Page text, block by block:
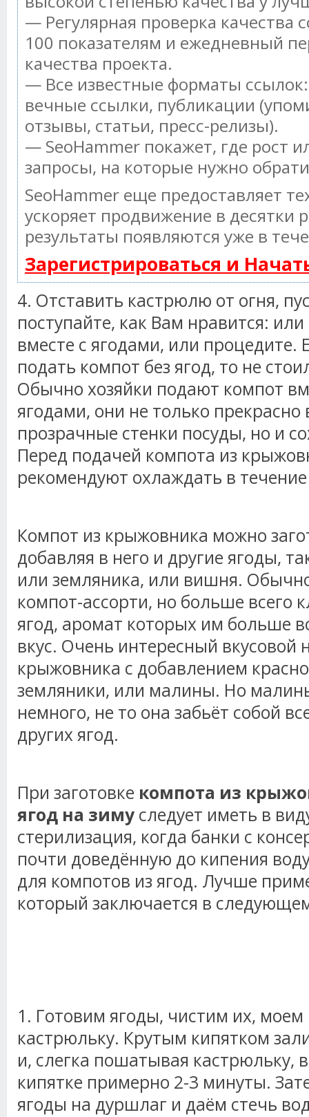
— Регулярная проверка качества
100 показателям и ежедневный
качества проекта.
— Все известные форматы
вечные ссылки, публикации
отзывы, статьи, пресс-релизы).
— SeoHammer покажет, где рост
запросы, на которые нужно
SeoHammer еще предоставляет
ускоряет продвижение в десятки
результаты появляются уже в
Зарегистрироваться и
4. Отставить кастрюлю от огня,
поступайте, как Вам нравится:
вместе с ягодами, или процедите.
подать компот без ягод, то не
Обычно хозяйки подают компот
ягодами, они не только прекрасно
прозрачные стенки посуды, но и
Перед подачей компота из
рекомендуют охлаждать в
Компот из крыжовника можно
добавляя в него и другие ягоды,
или земляника, или вишня.
компот-ассорти, но больше всего
ягод, аромат которых им больше
вкус. Очень интересный вкусовой
крыжовника с добавлением
земляники, или малины. Но
немного, не то она забьёт собой
других ягод.
При заготовке компота из
ягод на зиму следует иметь в
стерилизация, когда банки с
почти доведённую до кипения
для компотов из ягод. Лучше
который заключается в
1. Готовим ягоды, чистим их,
кастрюльку. Крутым кипятком
и, слегка пошатывая кастрюльку,
кипятке примерно 2-3 минуты.
ягоды на дуршлаг и даём стечь